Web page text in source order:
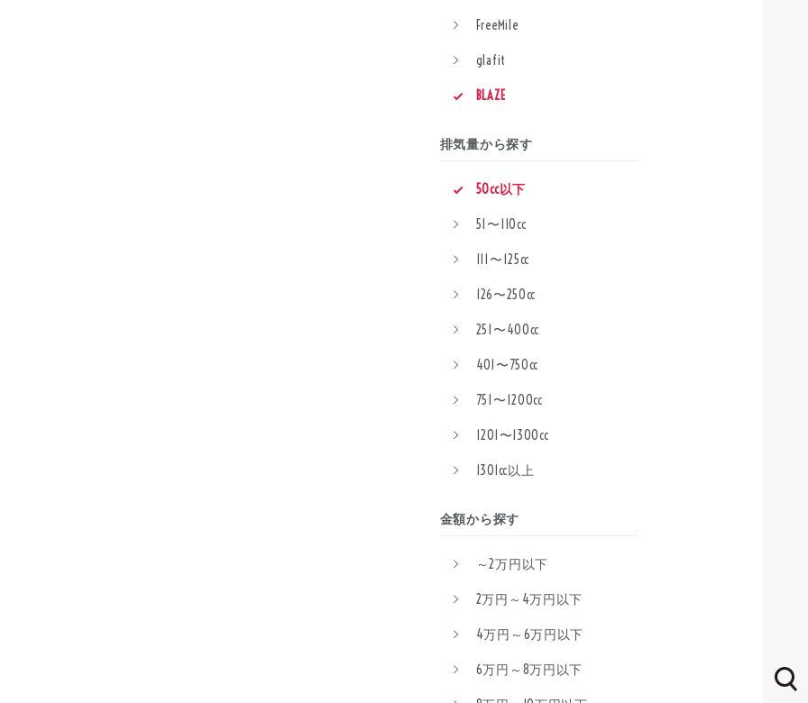
FreeMile
glafit
BLAZE
排気量から探す
50cc以下
51〜110cc
111〜125cc
126〜250cc
251〜400cc
401〜750cc
751〜1200cc
1201〜1300cc
1301cc以上
金額から探す
～2万円以下
2万円～4万円以下
4万円～6万円以下
6万円～8万円以下